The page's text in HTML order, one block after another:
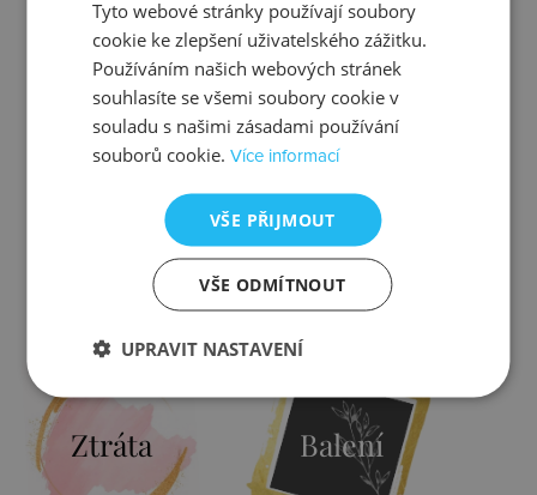
Zjistit více Zjistit více
Kontrola
Zjistit více
Výměna
Zjistit více
Ztráta Balení
Tyto webové stránky používají soubory
cookie ke zlepšení uživatelského zážitku.
Používáním našich webových stránek
souhlasíte se všemi soubory cookie v
souladu s našimi zásadami používání
souborů cookie.Více informací
VŠE PŘIJMOUT
VŠE ODMÍTNOUT
UPRAVIT NASTAVENÍ